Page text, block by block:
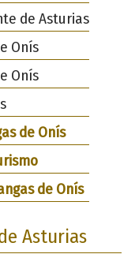
de Asturias
Onís
Onís
de Onís
de Onís
Asturias